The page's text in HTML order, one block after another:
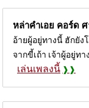
หล่าคำเอย คอร์ด ศ
อ้ายผู้อยู่ทางนี้ ฮักยั
จากขี้เถ้า เจ้าผู้อยู่ท
เล่นเพลงนี้